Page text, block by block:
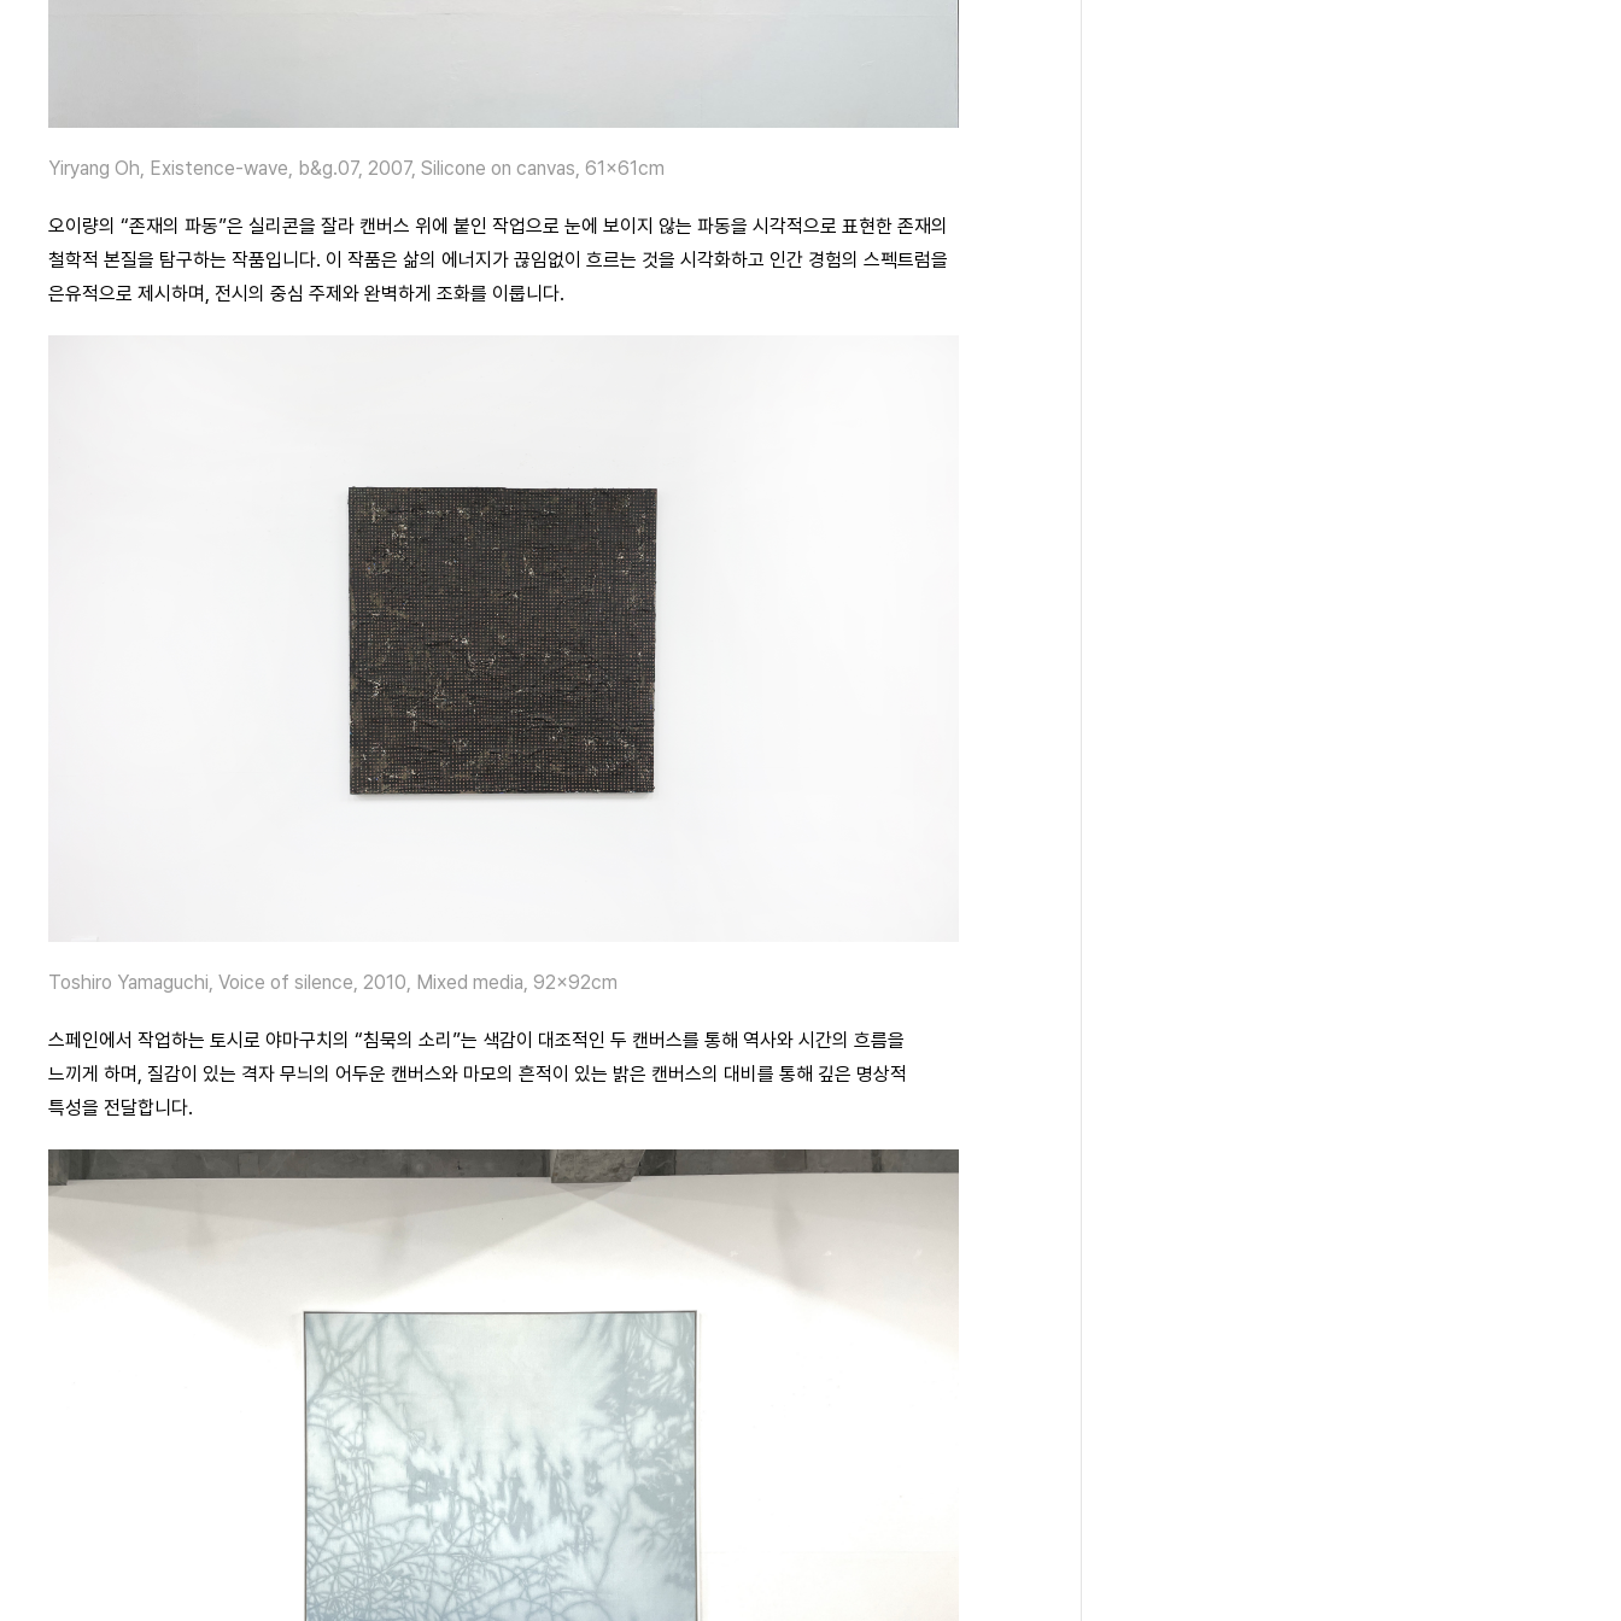
Yiryang Oh, Existence-wave, b&g.07, 2007, Silicone on canvas, 61x61cm
오이량의 “존재의 파동”은 실리콘을 잘라 캔버스 위에 붙인 작업으로 눈에 보이지 않는 파동을 시각적으로 표현한 존재의
철학적 본질을 탐구하는 작품입니다. 이 작품은 삶의 에너지가 끊임없이 흐르는 것을 시각화하고 인간 경험의 스펙트럼을
은유적으로 제시하며, 전시의 중심 주제와 완벽하게 조화를 이룹니다.
Toshiro Yamaguchi, Voice of silence, 2010, Mixed media, 92x92cm
스페인에서 작업하는 토시로 야마구치의 “침묵의 소리”는 색감이 대조적인 두 캔버스를 통해 역사와 시간의 흐름을
느끼게 하며, 질감이 있는 격자 무늬의 어두운 캔버스와 마모의 흔적이 있는 밝은 캔버스의 대비를 통해 깊은 명상적
특성을 전달합니다.